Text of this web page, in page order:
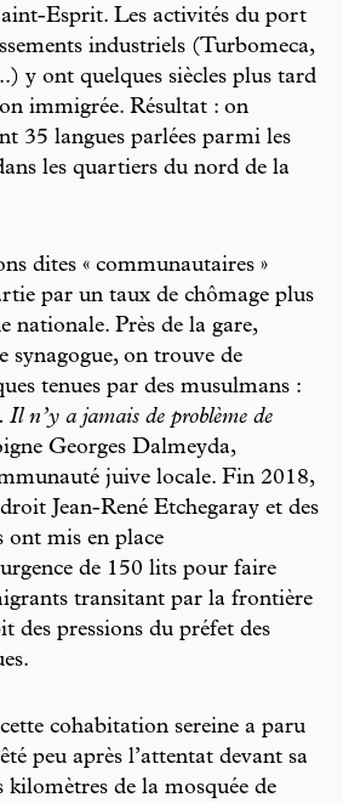
Esprit. Les activités du port
industriels (Turbomeca,
y ont quelques siècles plus tard
immigrée. Résultat : on
35 langues parlées parmi les
les quartiers du nord de la
dites « communautaires »
par un taux de chômage plus
nationale. Près de la gare,
synagogue, on trouve de
tenues par des musulmans :
n’y a jamais de problème de
Georges Dalmeyda,
juive locale. Fin 2018,
Jean-René Etchegaray et des
ont mis en place
de 150 lits pour faire
transitant par la frontière
des pressions du préfet des
cohabitation sereine a paru
peu après l’attentat devant sa
kilomètres de la mosquée de